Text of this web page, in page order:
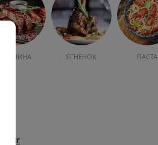
СВИНИНА ЯГНЕНОК ПАСТА